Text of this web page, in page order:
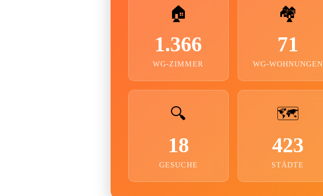
🏠
1.366
WG-ZIMMER
🏘️
71
WG-WOHNUNGEN
🔍
18
GESUCHE
🗺️
423
STÄDTE